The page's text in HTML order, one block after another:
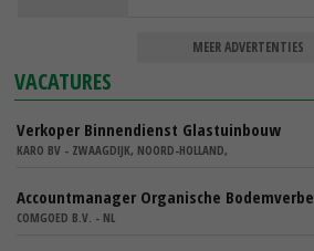
MEER ADVERTENTIES
VACATURES
Verkoper Binnendienst Glastuinbouw
KARO BV - ZWAAGDIJK, NOORD-HOLLAND,
Accountmanager Organische
COMGOED B.V. - NL